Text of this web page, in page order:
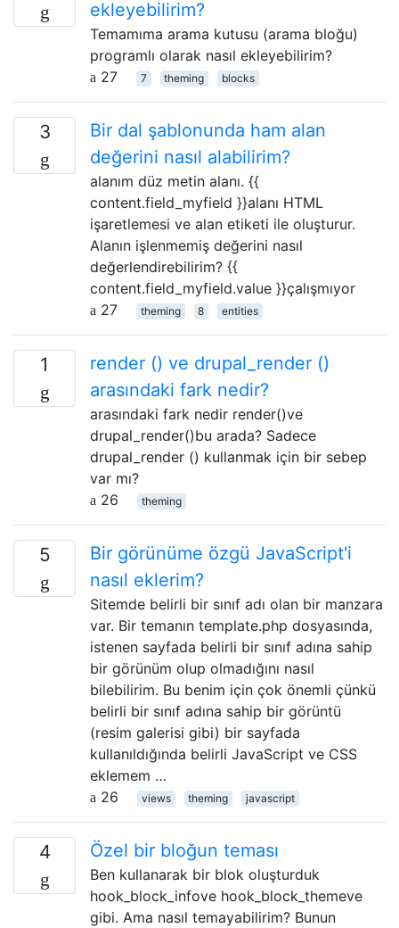
ekleyebilirim?
Temamıma arama kutusu (arama bloğu)
programlı olarak nasıl ekleyebilirim?
27
7 theming blocks
3
Bir dal şablonunda ham alan
değerini nasıl alabilirim?
alanım düz metin alanı. {{
content.field_myfield }}alanı HTML
işaretlemesi ve alan etiketi ile oluşturur.
Alanın işlenmemiş değerini nasıl
değerlendirebilirim? {{
content.field_myfield.value }}çalışmıyor
27
theming 8 entities
1
render () ve drupal_render ()
arasındaki fark nedir?
arasındaki fark nedir render()ve
drupal_render()bu arada? Sadece
drupal_render () kullanmak için bir sebep
var mı?
26
theming
5
Bir görünüme özgü JavaScript'i
nasıl eklerim?
Sitemde belirli bir sınıf adı olan bir manzara
var. Bir temanın template.php dosyasında,
istenen sayfada belirli bir sınıf adına sahip
bir görünüm olup olmadığını nasıl
bilebilirim. Bu benim için çok önemli çünkü
belirli bir sınıf adına sahip bir görüntü
(resim galerisi gibi) bir sayfada
kullanıldığında belirli JavaScript ve CSS
eklemem …
26
views theming javascript
4 Özel bir bloğun teması
Ben kullanarak bir blok oluşturduk
hook_block_infove hook_block_themeve
gibi. Ama nasıl temayabilirim? Bunun